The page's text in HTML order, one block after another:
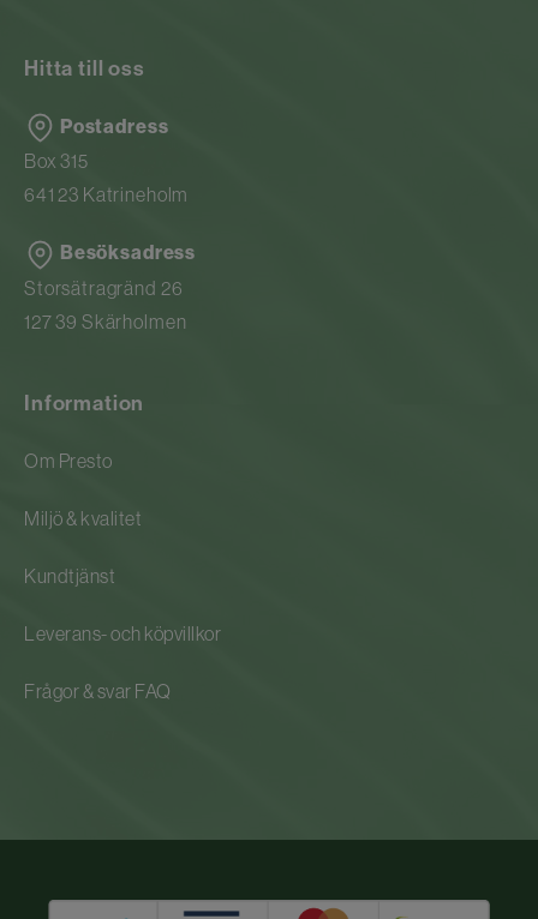
Hitta till oss
Postadress
Box 315
641 23 Katrineholm
Besöksadress
Storsätragränd 26
127 39 Skärholmen
Information
Om Presto
Miljö & kvalitet
Kundtjänst
Leverans- och köpvillkor
Frågor & svar FAQ